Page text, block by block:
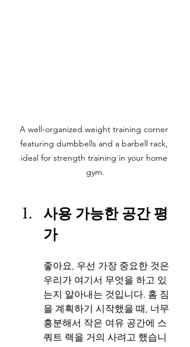
A well-organized weight training corner
featuring dumbbells and a barbell rack,
ideal for strength training in your home
gym.
사용 가능한 공간 평
가
좋아요, 우선 가장 중요한 것은
우리가 여기서 무엇을 하고 있
는지 알아내는 것입니다. 홈 짐
을 계획하기 시작했을 때, 너무
흥분해서 작은 여유 공간에 스
쿼트 랙을 거의 사려고 했습니